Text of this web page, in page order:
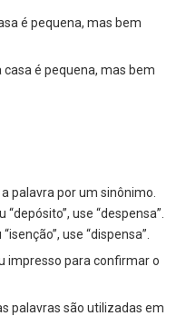
é pequena, mas bem
casa é pequena, mas bem
palavra por um sinônimo.
use “despensa”.
use “dispensa”.
impresso para confirmar o
palavras são utilizadas em